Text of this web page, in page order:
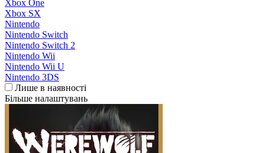
Xbox One
Xbox SX
Nintendo
Nintendo Switch
Nintendo Switch 2
Nintendo Wii
Nintendo Wii U
Nintendo 3DS
Лише в наявності
Більше налаштувань